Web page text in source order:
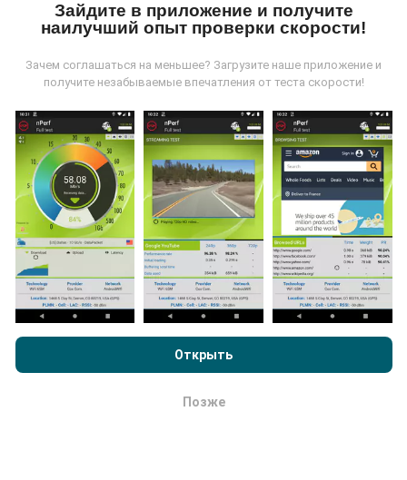
Откуда берутся данные ?
пользователями программы nPerf. Это испытания,
непосредственно в полевых условиях. Если вы
тоже хотите присоединиться, все, что вам нужно
сделать, это загрузить приложение nPerf на свой
смартфон.Чем больше данных будет, тем более
исчерпывающими будут карты!
Карты покрытия сети автоматически обновляются
. Данные показываются в
Зайдите в приложение и получите
наилучший опыт проверки скорости!
Зачем соглашаться на меньшее? Загрузите наше приложение и
получите незабываемые впечатления от теста скорости!
Открыть
Позже
Просматривая nPerf.com, вы даете согласие на нашу
, а также на наш тест nPerf
конечного пользователя.
ОК